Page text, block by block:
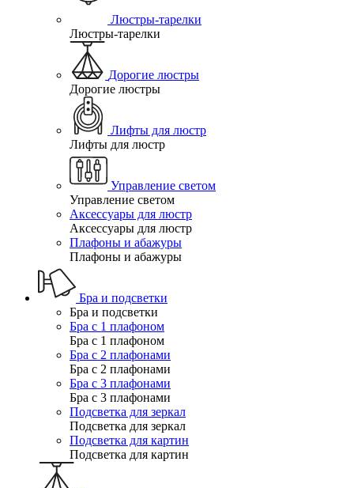
Люстры-тарелки
Люстры-тарелки
Дорогие люстры
Дорогие люстры
Лифты для люстр
Лифты для люстр
Управление светом
Управление светом
Аксессуары для люстр
Аксессуары для люстр
Плафоны и абажуры
Плафоны и абажуры
Бра и подсветки
Бра и подсветки
Бра с 1 плафоном
Бра с 1 плафоном
Бра с 2 плафонами
Бра с 2 плафонами
Бра с 3 плафонами
Бра с 3 плафонами
Подсветка для зеркал
Подсветка для зеркал
Подсветка для картин
Подсветка для картин